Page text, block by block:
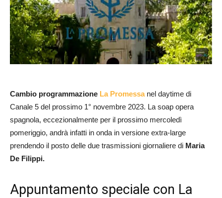
Cambio programmazione La Promessanel daytime di
Canale 5 del prossimo 1° novembre 2023. La soap opera
spagnola, eccezionalmente per il prossimo mercoledì
pomeriggio, andrà infatti in onda in versione extra-large
prendendo il posto delle due trasmissioni giornaliere di Maria
De Filippi.
Appuntamento speciale con La